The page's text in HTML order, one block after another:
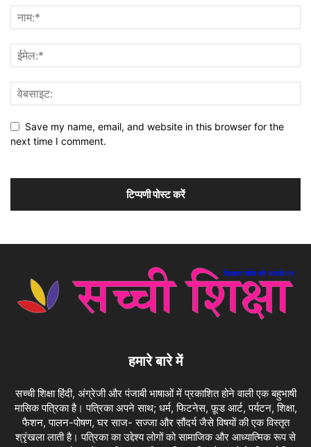
Save my name, email, and website in this browser for the
next time I comment.
हमारे बारे में
सच्ची शिक्षा हिंदी, अंग्रेजी और पंजाबी भाषाओं में प्रकाशित होने वाली एक बहुभाषी
मासिक पत्रिका है। पत्रिका अपने साथ; धर्म, फिटनेस, फ़ूड आर्ट, पर्यटन, शिक्षा,
फैशन, पालन-पोषण, घर साज- सज्जा और सौंदर्य जैसे विषयों की एक विस्तृत
श्रृंखला लाती है। पत्रिका का उद्देश्य लोगों को सामाजिक और आध्यात्मिक रूप से